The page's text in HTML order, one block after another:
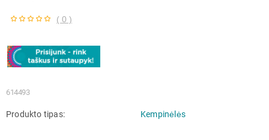
( 0 )
614493
Produkto tipas Kempinėlės